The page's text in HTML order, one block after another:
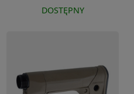
DOSTĘPNY